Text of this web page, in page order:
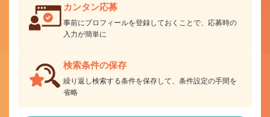
カンタン応募
事前にプロフィールを登録しておくことで、応募時の
入力が簡単に
検索条件の保存
繰り返し検索する条件を保存して、条件設定の手間を
省略